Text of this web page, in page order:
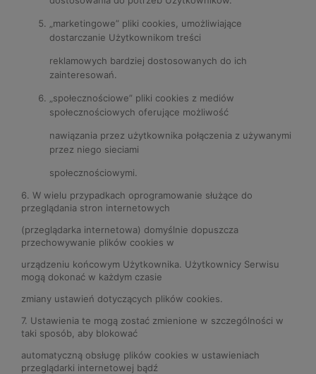
„marketingowe” pliki cookies, umożliwiające
dostarczanie Użytkownikom treści
reklamowych bardziej dostosowanych do ich
zainteresowań.
„społecznościowe” pliki cookies z mediów
społecznościowych oferujące możliwość
nawiązania przez użytkownika połączenia z używanymi
przez niego sieciami
społecznościowymi.
6. W wielu przypadkach oprogramowanie służące do
przeglądania stron internetowych
(przeglądarka internetowa) domyślnie dopuszcza
przechowywanie plików cookies w
urządzeniu końcowym Użytkownika. Użytkownicy Serwisu
mogą dokonać w każdym czasie
zmiany ustawień dotyczących plików cookies.
7. Ustawienia te mogą zostać zmienione w szczególności w
taki sposób, aby blokować
automatyczną obsługę plików cookies w ustawieniach
przeglądarki internetowej bądź